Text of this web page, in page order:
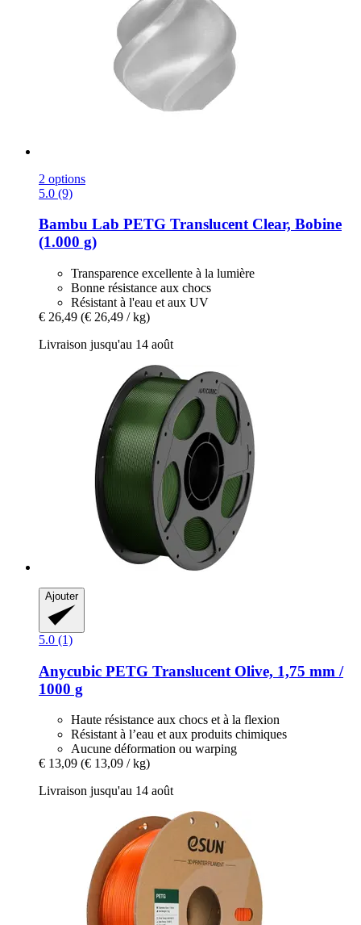
2 options
5.0 (9)
Bambu Lab PETG Translucent Clear, Bobine
(1.000 g)
Transparence excellente à la lumière
Bonne résistance aux chocs
Résistant à l'eau et aux UV
€ 26,49 (€ 26,49 / kg)
Livraison jusqu'au 14 août
Ajouter
5.0 (1)
Anycubic PETG Translucent Olive, 1,75 mm /
1000 g
Haute résistance aux chocs et à la flexion
Résistant à l’eau et aux produits chimiques
Aucune déformation ou warping
€ 13,09 (€ 13,09 / kg)
Livraison jusqu'au 14 août